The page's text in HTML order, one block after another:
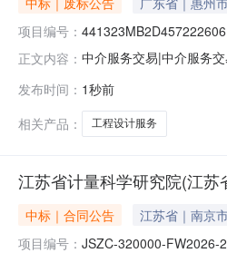
项目编号：
正文内容： 中介服务交易|中介服务
2026-08-0517:14:46
发布时间： 1秒前
相关产品：
工程设计服务
江苏省计量科学研究院(江
中标｜合同公告 江苏省｜南京
项目编号： JSZC-320000-FW2026-